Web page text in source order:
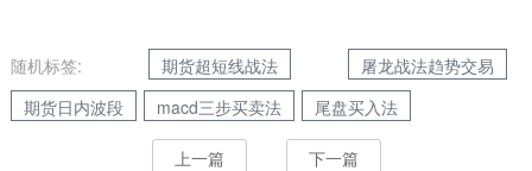
随机标签: 期货超短线战法
屠龙战法趋势交易
期货日内波段
macd三步买卖法 尾盘买入法
上一篇 下一篇